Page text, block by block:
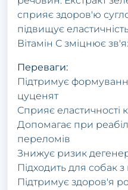
сприяє здоров'ю
підвищує
Вітамін С зміцнює
Переваги:
Підтримує
цуценят
Сприяє еластичності
Допомагає при
переломів
Знижує ризик
Підходить для собак
Підтримує здоров'я